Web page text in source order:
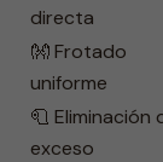
directa
👐 Frotado
uniforme
🧻 Eliminación
exceso